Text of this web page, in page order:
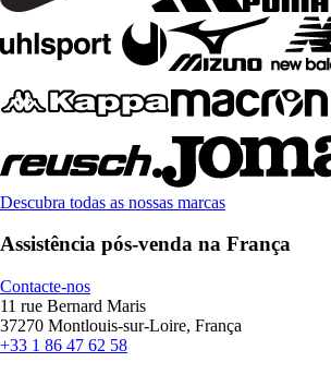
Descubra todas as nossas marcas
Assistência pós-venda na França
Contacte-nos
11 rue Bernard Maris
37270 Montlouis-sur-Loire, França
+33 1 86 47 62 58